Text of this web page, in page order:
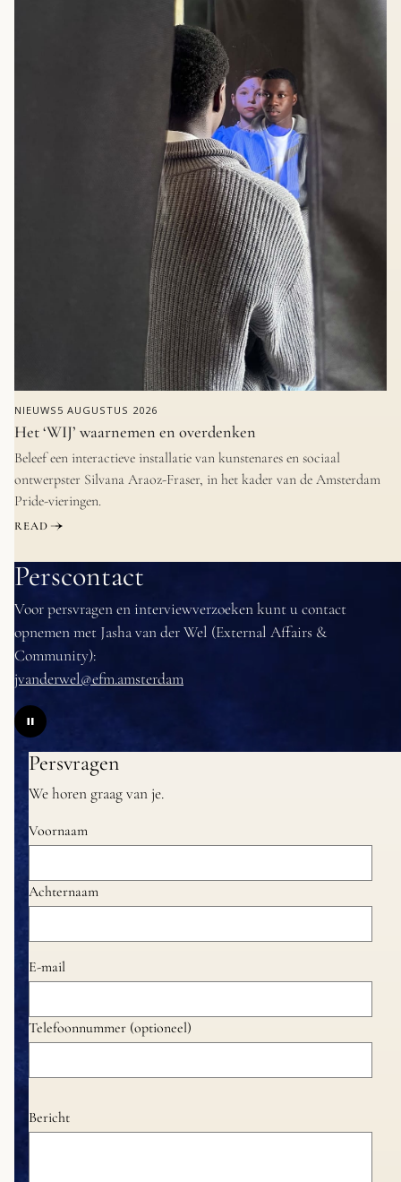
NIEUWS 5 AUGUSTUS 2026
Het ‘WIJ’ waarnemen en overdenken
Beleef een interactieve installatie van kunstenares en sociaal
ontwerpster Silvana Araoz-Fraser, in het kader van de Amsterdam
Pride-vieringen.
READ
Perscontact
Voor persvragen en interviewverzoeken kunt u contact
opnemen met Jasha van der Wel (External Affairs &
Community):
jvanderwel@efm.amsterdam
Persvragen
We horen graag van je.
Voornaam
Achternaam
E-mail
Telefoonnummer (optioneel)
Bericht